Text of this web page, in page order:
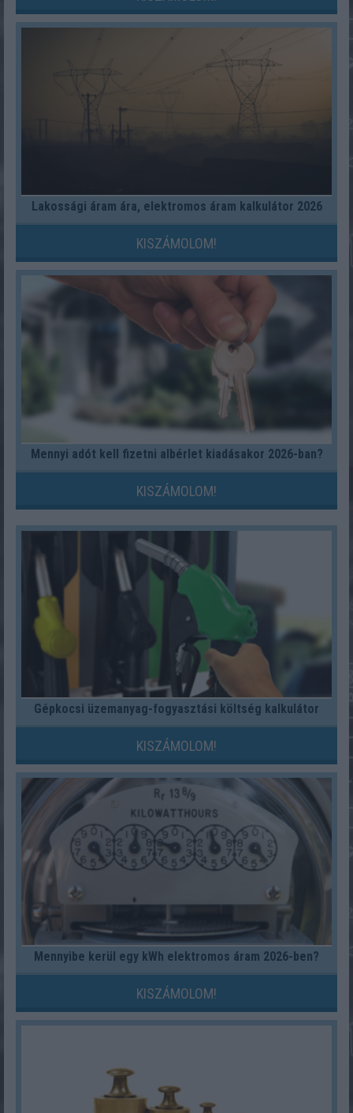
Lakossági áram ára, elektromos áram kalkulátor 2026
KISZÁMOLOM!
Mennyi adót kell fizetni albérlet kiadásakor 2026-ban?
KISZÁMOLOM!
Gépkocsi üzemanyag-fogyasztási költség kalkulátor
KISZÁMOLOM!
Mennyibe kerül egy kWh elektromos áram 2026-ben?
KISZÁMOLOM!